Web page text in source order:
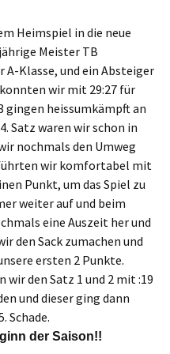
Heimspiel in die neue
Meister TB
Klasse, und ein Absteiger
wir mit 29:27 für
gingen heissumkämpft an
Satz waren wir schon in
nochmals den Umweg
wir komfortabel mit
Punkt, um das Spiel zu
weiter auf und beim
eine Auszeit her und
den Sack zumachen und
ersten 2 Punkte.
den Satz 1 und 2 mit :19
und dieser ging dann
Schade.
der Saison!!